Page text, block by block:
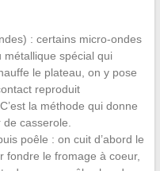
: certains micro-ondes
métallique spécial qui
le plateau, on y pose
reproduit
la méthode qui donne
de casserole.
poêle : on cuit d’abord le
fondre le fromage à coeur,